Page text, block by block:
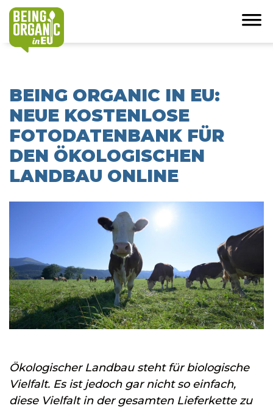
BEING ORGANIC IN EU:
NEUE KOSTENLOSE
FOTODATENBANK FÜR
DEN ÖKOLOGISCHEN
LANDBAU ONLINE
Ökologischer Landbau steht für biologische
Vielfalt. Es ist jedoch gar nicht so einfach,
diese Vielfalt in der gesamten Lieferkette zu